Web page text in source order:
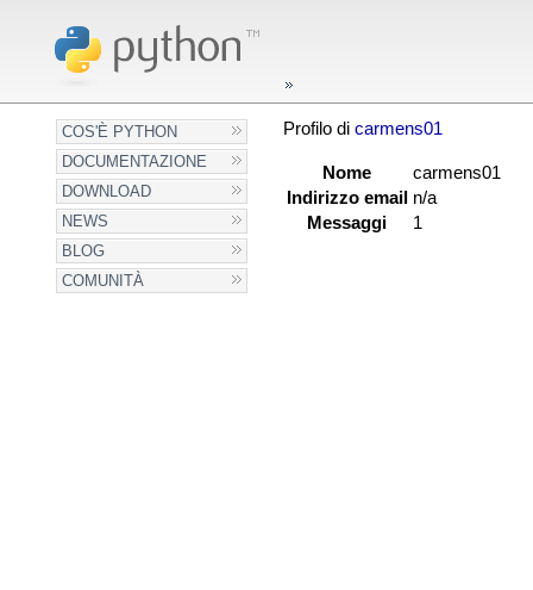
COS'È PYTHON
DOCUMENTAZIONE
DOWNLOAD
NEWS
BLOG
COMUNITÀ
Profilo di carmens01
Nome
carmens01
Indirizzo email n/a
Messaggi
1